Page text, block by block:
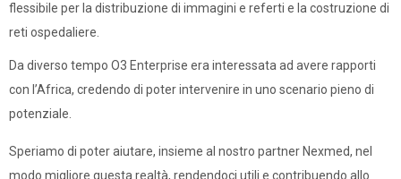
flessibile per la distribuzione di immagini e referti e la costruzione di
reti ospedaliere.
Da diverso tempo O3 Enterprise era interessata ad avere rapporti
con l’Africa, credendo di poter intervenire in uno scenario pieno di
potenziale.
Speriamo di poter aiutare, insieme al nostro partner Nexmed, nel
modo migliore questa realtà, rendendoci utili e contribuendo allo